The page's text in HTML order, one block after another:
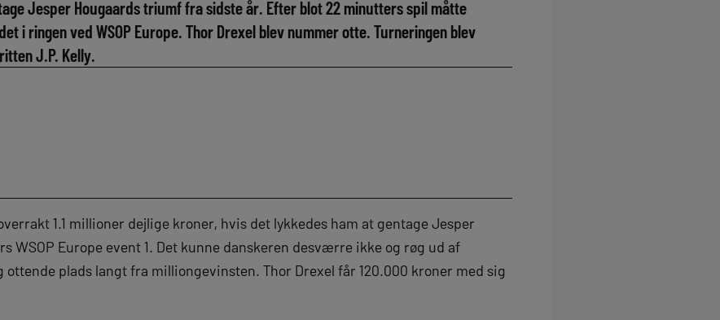
Jesper Hougaards triumf fra sidste år. Efter blot 22 minutters spil måtte
i ringen ved WSOP Europe. Thor Drexel blev nummer otte. Turneringen blev
J.P. Kelly.
1.1 millioner dejlige kroner, hvis det lykkedes ham at gentage Jesper
WSOP Europe event 1. Det kunne danskeren desværre ikke og røg ud af
plads langt fra milliongevinsten. Thor Drexel får 120.000 kroner med sig